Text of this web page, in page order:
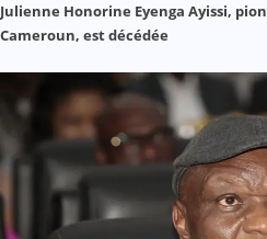
Julienne Honorine Eyenga Ayissi,
Cameroun, est décédée